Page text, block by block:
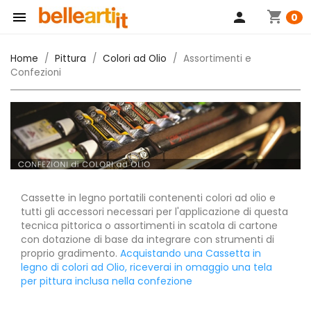
 shopping_cart 0
person
Home Pittura Colori ad Olio
Assortimenti e
Confezioni
Cassette in legno portatili contenenti colori ad olio e
tutti gli accessori necessari per l'applicazione di questa
tecnica pittorica o assortimenti in scatola di cartone
con dotazione di base da integrare con strumenti di
proprio gradimento. Acquistando una Cassetta in
legno di colori ad Olio, riceverai in omaggio una tela
per pittura inclusa nella confezione